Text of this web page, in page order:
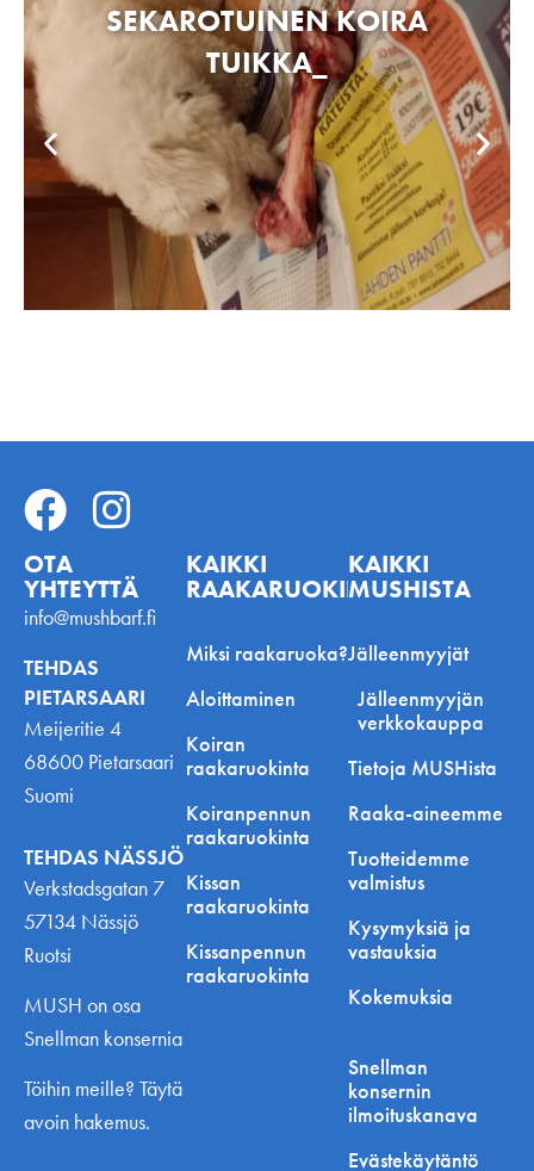
SEKAROTUINEN KOIRA
TUIKKA_
OTA
YHTEYTTÄ
info@mushbarf.fi
TEHDAS
PIETARSAARI
Meijeritie 4
68600 Pietarsaari
Suomi
TEHDAS NÄSSJÖ
Verkstadsgatan 7
57134 Nässjö
Ruotsi
MUSH on osa
Snellman konsernia
Töihin meille? Täytä
avoin hakemus.
KAIKKI
RAAKARUOKINNASTA
Miksi raakaruoka?
Aloittaminen
Koiran
raakaruokinta
Koiranpennun
raakaruokinta
Kissan
raakaruokinta
Kissanpennun
raakaruokinta
KAIKKI
MUSHISTA
Jälleenmyyjät
Jälleenmyyjän
verkkokauppa
Tietoja MUSHista
Raaka-aineemme
Tuotteidemme
valmistus
Kysymyksiä ja
vastauksia
Kokemuksia
Snellman
konsernin
ilmoituskanava
Evästekäytäntö